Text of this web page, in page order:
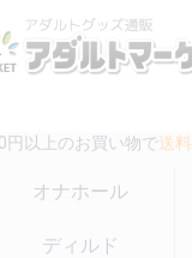
円以上のお買い物で送
オナホール
ディルド